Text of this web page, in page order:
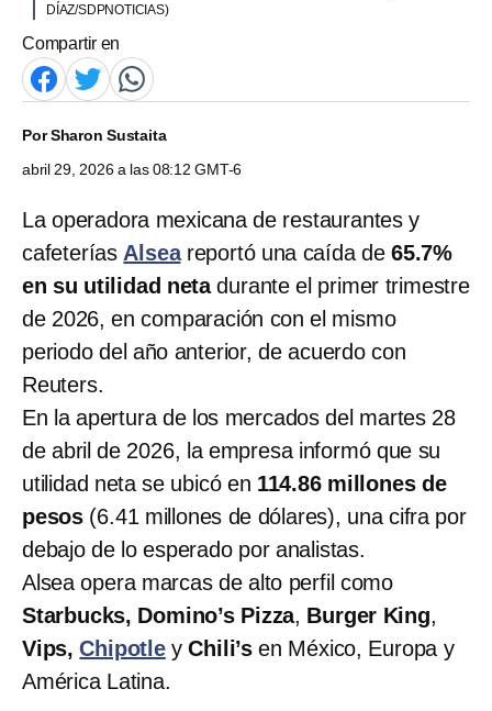
DÍAZ/SDPNOTICIAS)
Compartir en
PorSharon Sustaita
abril 29, 2026 a las 08:12 GMT-6
La operadora mexicana de restaurantes y
cafeterías Alseareportó una caída de65.7%
en su utilidad netadurante el primer trimestre
de 2026, en comparación con el mismo
periodo del año anterior, de acuerdo con
Reuters.
En la apertura de los mercados del martes 28
de abril de 2026, la empresa informó que su
utilidad neta se ubicó en 114.86 millones de
pesos (6.41 millones de dólares), una cifra por
debajo de lo esperado por analistas.
Alsea opera marcas de alto perfil como
Starbucks, Domino’s Pizza, Burger King,
Vips,ChipotleyChili’s en México, Europa y
América Latina.